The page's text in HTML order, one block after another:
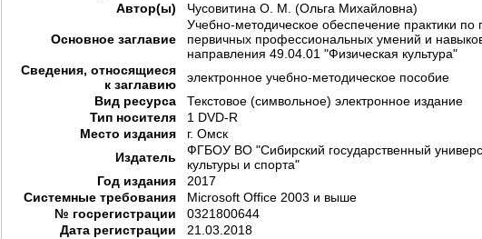
Автор(ы) Чусовитина О. М. (Ольга Михайловна)
Основное заглавие
Учебно-методическое обеспечение практики по
первичных профессиональных умений и
направления 49.04.01 "Физическая культура"
Сведения, относящиеся
к заглавию
электронное учебно-методическое пособие
Вид ресурса
Текстовое (символьное) электронное издание
Тип носителя
1 DVD-R
Место издания
г. Омск
Издатель
ФГБОУ ВО "Сибирский государственный
культуры и спорта"
Год издания
2017
Системные требования
Microsoft Office 2003 и выше
№ госрегистрации
0321800644
Дата регистрации
21.03.2018